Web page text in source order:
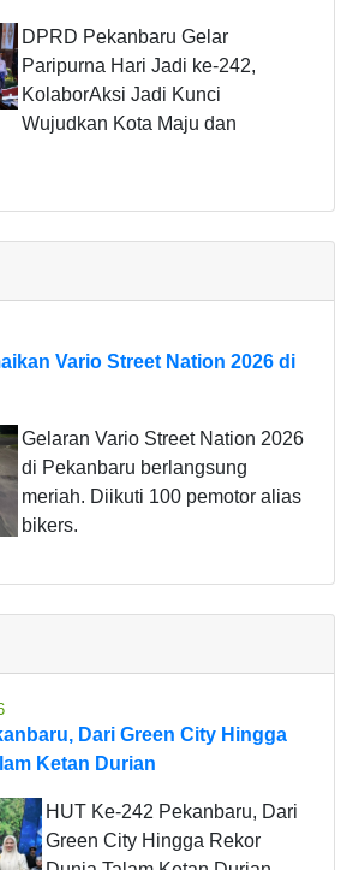
DPRD Pekanbaru Gelar
Paripurna Hari Jadi ke-242,
KolaborAksi Jadi Kunci
Wujudkan Kota Maju dan
Vario Street Nation 2026 di
Gelaran Vario Street Nation 2026
di Pekanbaru berlangsung
meriah. Diikuti 100 pemotor alias
bikers.
Dari Green City Hingga
Ketan Durian
HUT Ke-242 Pekanbaru, Dari
Green City Hingga Rekor